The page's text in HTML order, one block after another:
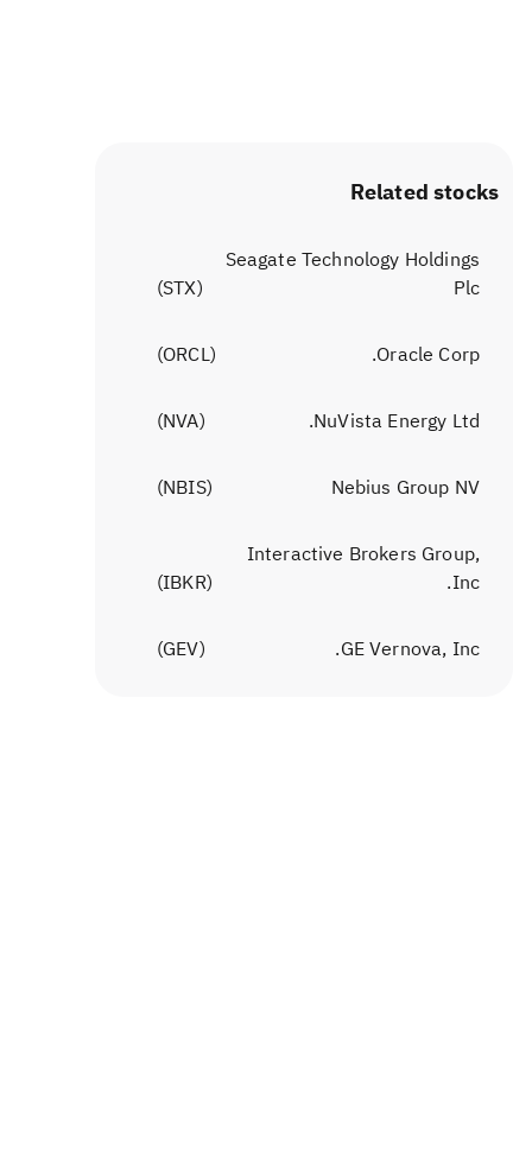
Related stocks
Seagate Technology Holdings
Plc
(
STX
)
Oracle Corp.
(
ORCL
)
NuVista Energy Ltd.
(
NVA
)
Nebius Group NV
(
NBIS
)
Interactive Brokers Group,
Inc.
(
IBKR
)
GE Vernova, Inc.
(
GEV
)